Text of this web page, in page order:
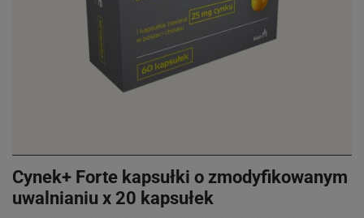
Cynek+ Forte kapsułki o zmodyfikowanym
uwalnianiu x 20 kapsułek